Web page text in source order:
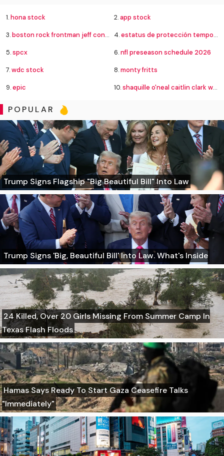
1.hona stock 2.app stock
3.boston rock frontman jeff conolly 4.estatus de protección temporal
5.spcx 6.nfl preseason schedule 2026
7.wdc stock 8.monty fritts
9.epic 10.shaquille o'neal caitlin clark wnba
POPULAR
Trump Signs Flagship "Big Beautiful Bill" Into Law
Trump Signs 'Big, Beautiful Bill' Into Law. What's Inside
24 Killed, Over 20 Girls Missing From Summer Camp In
Texas Flash Floods
Hamas Says Ready To Start Gaza Ceasefire Talks
"Immediately"